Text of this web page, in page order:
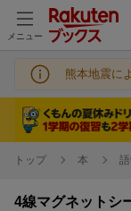
メニュー
熊本地震に
トップ 本
4線マグネットシ